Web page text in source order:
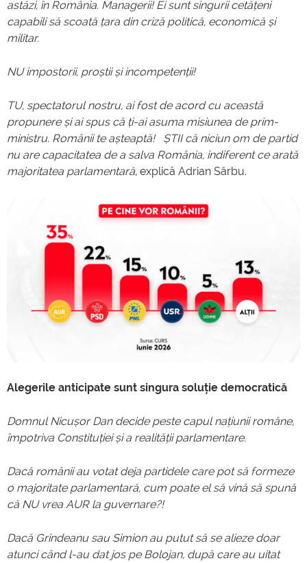
astăzi, în România. Managerii! Ei sunt singurii cetățeni
capabili să scoată țara din criză politică, economică și
militar.
NU impostorii, proștii și incompetenții!
TU, spectatorul nostru, ai fost de acord cu această
propunere și ai spus că ți-ai asuma misiunea de prim-
ministru. Românii te așteaptă! ȘTII că niciun om de partid
nu are capacitatea de a salva România, indiferent ce arată
majoritatea parlamentară, explică Adrian Sârbu.
Alegerile anticipate sunt singura soluție democratică
Domnul Nicușor Dan decide peste capul națiunii române,
împotriva Constituției și a realității parlamentare.
Dacă românii au votat deja partidele care pot să formeze
o majoritate parlamentară, cum poate el să vină să spună
că NU vrea AUR la guvernare?!
Dacă Grindeanu sau Simion au putut să se alieze doar
atunci când l-au dat jos pe Bolojan, după care au uitat